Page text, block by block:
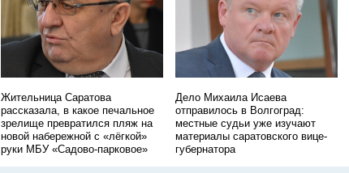
Жительница Саратова
рассказала, в какое печальное
зрелище превратился пляж на
новой набережной с «лёгкой»
руки МБУ «Садово-парковое»
Дело Михаила Исаева
отправилось в Волгоград:
местные судьи уже изучают
материалы саратовского вице-
губернатора